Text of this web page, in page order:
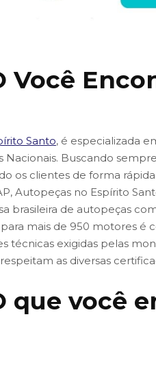
Você
Santo, é especializada
Nacionais. Buscando
os clientes de forma
Autopeças no Espírito
brasileira de autopeças
mais de 950 motores é
técnicas exigidas pelas
as diversas
que você